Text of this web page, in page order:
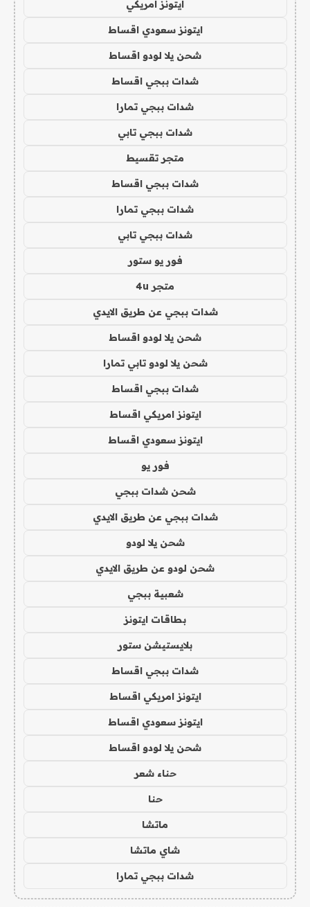
ايتونز امريكي
ايتونز سعودي اقساط
شحن يلا لودو اقساط
شدات ببجي اقساط
شدات ببجي تمارا
شدات ببجي تابي
متجر تقسيط
شدات ببجي اقساط
شدات ببجي تمارا
شدات ببجي تابي
فور يو ستور
متجر 4u
شدات ببجي عن طريق الايدي
شحن يلا لودو اقساط
شحن يلا لودو تابي تمارا
شدات ببجي اقساط
ايتونز امريكي اقساط
ايتونز سعودي اقساط
فور يو
شحن شدات ببجي
شدات ببجي عن طريق الايدي
شحن يلا لودو
شحن لودو عن طريق الايدي
شعبية ببجي
بطاقات ايتونز
بلايستيشن ستور
شدات ببجي اقساط
ايتونز امريكي اقساط
ايتونز سعودي اقساط
شحن يلا لودو اقساط
حناء شعر
حنا
ماتشا
شاي ماتشا
شدات ببجي تمارا